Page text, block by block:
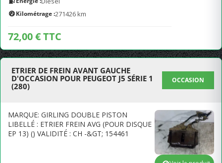
Kilométrage :271426 km
72,00 € TTC
ETRIER DE FREIN AVANT GAUCHE
D'OCCASION POUR PEUGEOT J5 SÉRIE 1
(280)
OCCASION
MARQUE: GIRLING DOUBLE PISTON
LIBELLÉ : ETRIER FREIN AVG (POUR DISQUE
EP 13) () VALIDITÉ : CH -&GT; 154461